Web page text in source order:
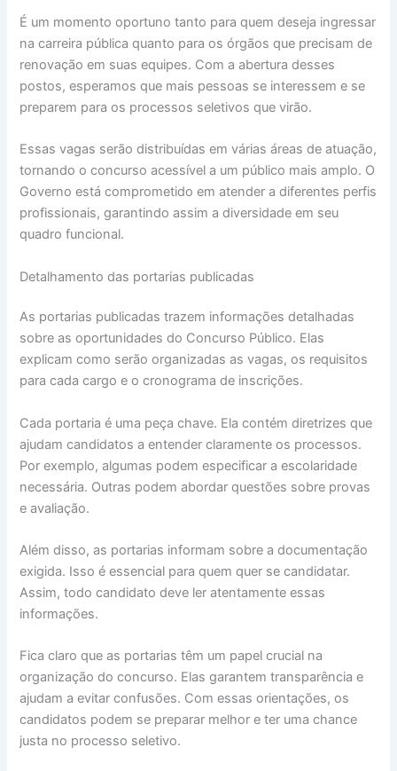
É um momento oportuno tanto para quem deseja ingressar
na carreira pública quanto para os órgãos que precisam de
renovação em suas equipes. Com a abertura desses
postos, esperamos que mais pessoas se interessem e se
preparem para os processos seletivos que virão.
Essas vagas serão distribuídas em várias áreas de atuação,
tornando o concurso acessível a um público mais amplo. O
Governo está comprometido em atender a diferentes perfis
profissionais, garantindo assim a diversidade em seu
quadro funcional.
Detalhamento das portarias publicadas
As portarias publicadas trazem informações detalhadas
sobre as oportunidades do Concurso Público. Elas
explicam como serão organizadas as vagas, os requisitos
para cada cargo e o cronograma de inscrições.
Cada portaria é uma peça chave. Ela contém diretrizes que
ajudam candidatos a entender claramente os processos.
Por exemplo, algumas podem especificar a escolaridade
necessária. Outras podem abordar questões sobre provas
e avaliação.
Além disso, as portarias informam sobre a documentação
exigida. Isso é essencial para quem quer se candidatar.
Assim, todo candidato deve ler atentamente essas
informações.
Fica claro que as portarias têm um papel crucial na
organização do concurso. Elas garantem transparência e
ajudam a evitar confusões. Com essas orientações, os
candidatos podem se preparar melhor e ter uma chance
justa no processo seletivo.